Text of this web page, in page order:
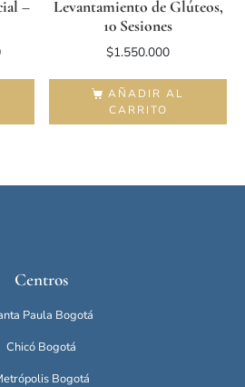
–
Levantamiento de Glúteos,
10 Sesiones
$1.550.000
AÑADIR AL
CARRITO
Centros
Paula Bogotá
Chicó Bogotá
Bogotá